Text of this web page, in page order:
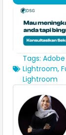
Tags:
Lightroom,
Lightroom